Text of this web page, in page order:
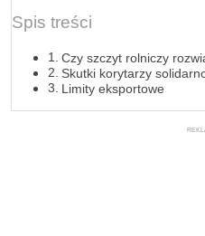
Spis treści
Czy szczyt rolniczy
Skutki korytarzy
Limity eksportowe